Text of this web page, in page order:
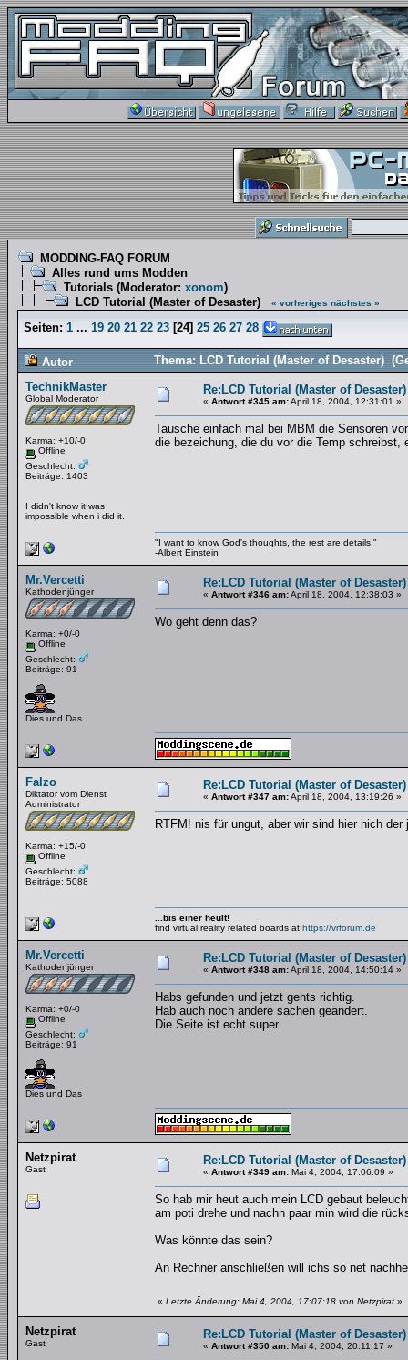
MODDING-FAQ FORUM
Alles rund ums Modden
Tutorials (Moderator: xonom)
LCD Tutorial (Master of Desaster)
« vorheriges nächstes »
Seiten: 1 ... 19 20 21 22 23 [24] 25 26 27 28
Autor
Thema: LCD Tutorial (Master of Desaster)
TechnikMaster
Global Moderator
Karma: +10/-0
Offline
Geschlecht:
Beiträge: 1403
I didn't know it was
impossible when i did it.
Re:LCD Tutorial (Master of Desaster)
« Antwort #345 am:April 18, 2004, 12:31:01 »
Tausche einfach mal bei MBM die Sensoren
die bezeichung, die du vor die Temp schreibst,
"I want to know God's thoughts, the rest are details."
-Albert Einstein
Mr.Vercetti
Kathodenjünger
Karma: +0/-0
Offline
Geschlecht:
Beiträge: 91
Dies und Das
Re:LCD Tutorial (Master of Desaster)
« Antwort #346 am:April 18, 2004, 12:38:03 »
Wo geht denn das?
Falzo
Diktator vom Dienst
Administrator
Karma: +15/-0
Offline
Geschlecht:
Beiträge: 5088
Re:LCD Tutorial (Master of Desaster)
« Antwort #347 am:April 18, 2004, 13:19:26 »
RTFM! nis für ungut, aber wir sind hier nich
...bis einer heult!
find virtual reality related boards at https://vrforum.de
Mr.Vercetti
Kathodenjünger
Karma: +0/-0
Offline
Geschlecht:
Beiträge: 91
Dies und Das
Re:LCD Tutorial (Master of Desaster)
« Antwort #348 am:April 18, 2004, 14:50:14 »
Habs gefunden und jetzt gehts richtig.
Hab auch noch andere sachen geändert.
Die Seite ist echt super.
Netzpirat
Gast
Re:LCD Tutorial (Master of Desaster)
« Antwort #349 am: Mai 4, 2004, 17:06:09 »
So hab mir heut auch mein LCD gebaut
am poti drehe und nachn paar min wird die
Was könnte das sein?
An Rechner anschließen will ichs so net
« Letzte Änderung: Mai 4, 2004, 17:07:18 von Netzpirat »
Netzpirat
Gast
Re:LCD Tutorial (Master of Desaster)
« Antwort #350 am: Mai 4, 2004, 20:11:17 »